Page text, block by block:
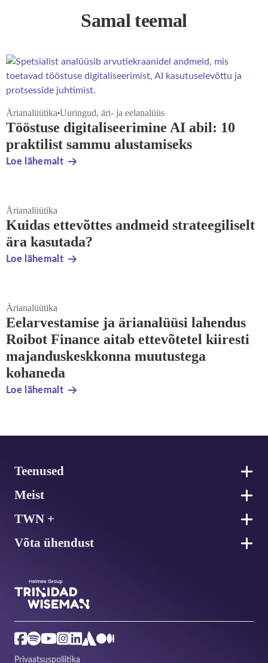
Samal teemal
Ärianalüütika Uuringud, äri- ja eelanalüüs
Tööstuse digitaliseerimine AI abil: 10
praktilist sammu alustamiseks
Loe lähemalt
Ärianalüütika
Kuidas ettevõttes andmeid strateegiliselt
ära kasutada?
Loe lähemalt
Ärianalüütika
Eelarvestamise ja ärianalüüsi lahendus
Roibot Finance aitab ettevõtetel kiiresti
majanduskeskkonna muutustega
kohaneda
Loe lähemalt
Teenused
Meist
TWN +
Võta ühendust
Privaatsuspoliitika